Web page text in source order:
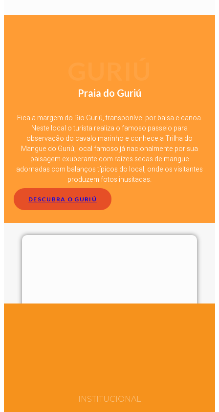
Praia do Guriú
Fica a margem do Rio Guriú, transponível por balsa e canoa.
Neste local o turista realiza o famoso passeio para
observação do cavalo marinho e conhece a Trilha do
Mangue do Guriú, local famoso já nacionalmente por sua
paisagem exuberante com raízes secas de mangue
adornadas com balanços típicos do local, onde os visitantes
produzem fotos inusitadas.
DESCUBRA O GURIÚ
INSTITUCIONAL